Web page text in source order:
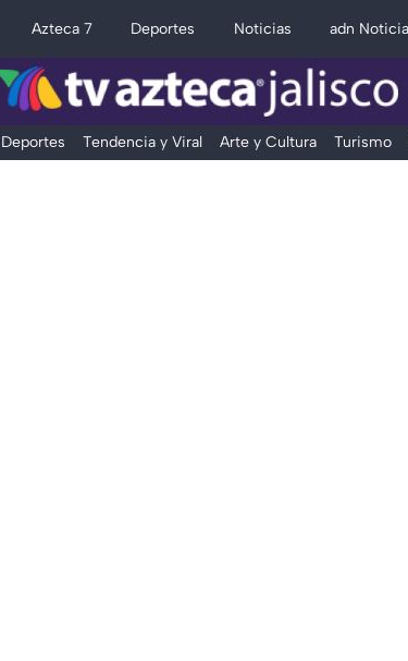
Azteca 7 Deportes Noticias adn
Deportes Tendencia y Viral Arte y Cultura Turismo